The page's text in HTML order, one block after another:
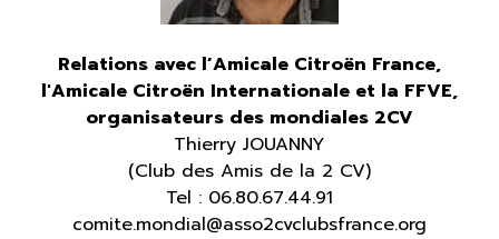
Relations avec l’Amicale Citroën France,
l'Amicale Citroën Internationale et la FFVE,
organisateurs des mondiales 2CV
Thierry JOUANNY
(Club des Amis de la 2 CV)
Tel : 06.80.67.44.91
comite.mondial@asso2cvclubsfrance.org